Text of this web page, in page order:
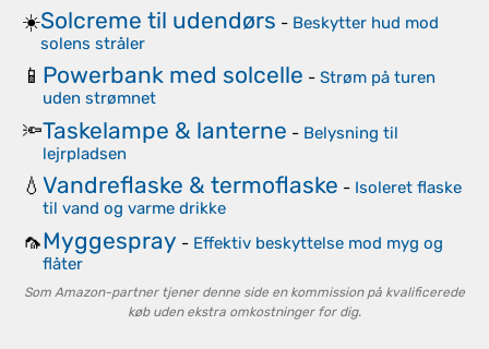
☀️Solcreme til udendørs - Beskytter hud mod
solens stråler
📱 Powerbank med solcelle - Strøm på turen
uden strømnet
🔦Taskelampe & lanterne - Belysning til
lejrpladsen
💧 Vandreflaske & termoflaske - Isoleret flaske
til vand og varme drikke
🦟Myggespray - Effektiv beskyttelse mod myg og
flåter
Som Amazon-partner tjener denne side en kommission på kvalificerede
køb uden ekstra omkostninger for dig.